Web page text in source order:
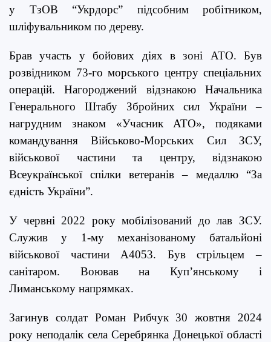
у ТзОВ “Укрдорс” підсобним робітником,
шліфувальником по дереву.
Брав участь у бойових діях в зоні АТО. Був
розвідником 73-го морського центру спеціальних
операцій. Нагороджений відзнакою Начальника
Генерального ШтабуЗбройних сил України –
нагрудним знаком «Учасник АТО», подяками
командування Військово-Морських Сил ЗСУ,
військової частини та центру, відзнакою
Всеукраїнської спілки ветеранів – медаллю “За
єдність України”.
У червні 2022 року мобілізований до лав ЗСУ.
Служив у 1-му механізованому батальйоні
військової частини А4053. Був стрільцем –
санітаром. Воював на Куп’янському і
Лиманському напрямках.
Загинув солдат Роман Рибчук 30 жовтня 2024
року неподалік села Серебрянка Донецької області